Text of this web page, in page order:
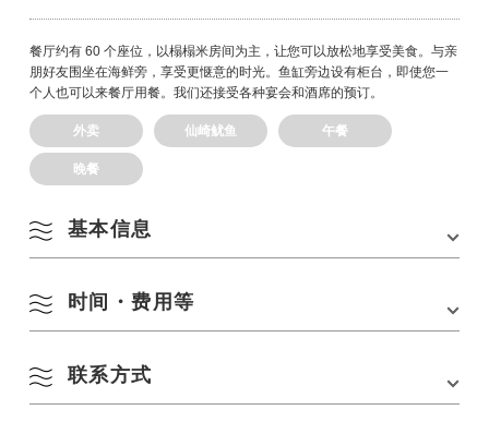
餐厅约有 60 个座位，以榻榻米房间为主，让您可以放松地享受美食。与亲
朋好友围坐在海鲜旁，享受更惬意的时光。鱼缸旁边设有柜台，即使您一
个人也可以来餐厅用餐。我们还接受各种宴会和酒席的预订。
外卖 仙崎鱿鱼 午餐
晚餐
基本信息
地址 山口县长门市仙崎 4137-3 邮编 759-4107
交通方式
时间・费用等
营业时间联系方式